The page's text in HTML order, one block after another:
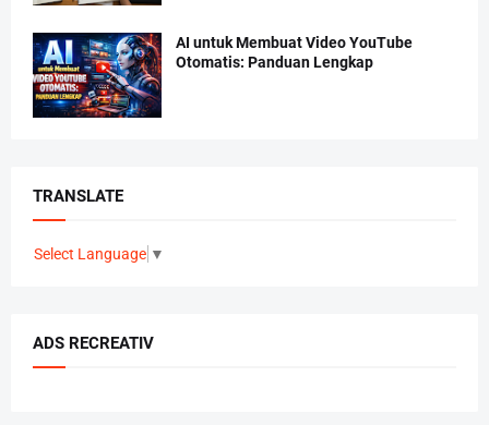
AI untuk Membuat Video YouTube
Otomatis: Panduan Lengkap
TRANSLATE
Select Language ▼
ADS RECREATIV